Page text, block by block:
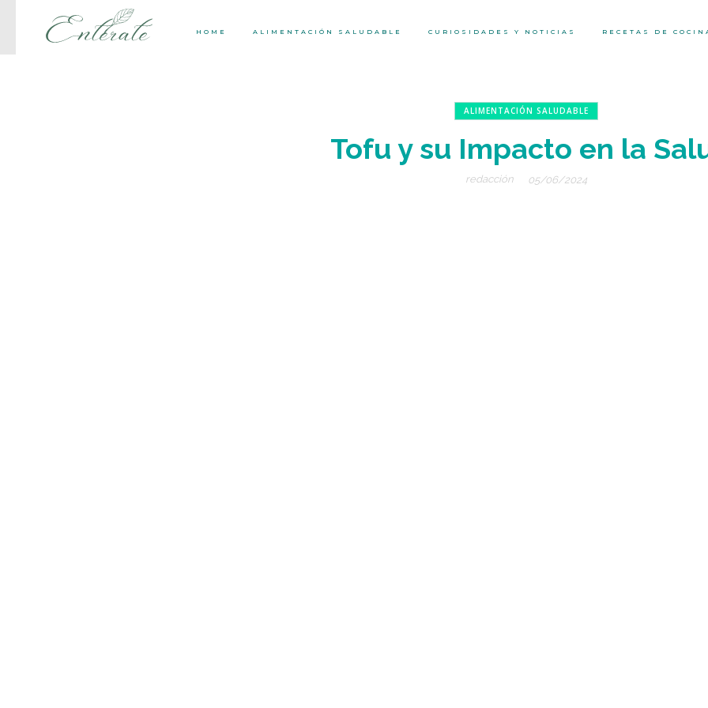
HOME ALIMENTACIÓN SALUDABLE CURIOSIDADES Y NOTICIAS RECETAS DE
ALIMENTACIÓN SALUDABLE
Tofu y su Impacto en la
redacción 05/06/2024